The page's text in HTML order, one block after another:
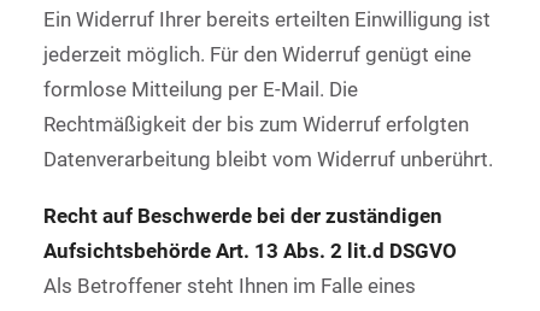
Ein Widerruf Ihrer bereits erteilten Einwilligung ist
jederzeit möglich. Für den Widerruf genügt eine
formlose Mitteilung per E-Mail. Die
Rechtmäßigkeit der bis zum Widerruf erfolgten
Datenverarbeitung bleibt vom Widerruf unberührt.
Recht auf Beschwerde bei der zuständigen
Aufsichtsbehörde Art. 13 Abs. 2 lit.d DSGVO
Als Betroffener steht Ihnen im Falle eines